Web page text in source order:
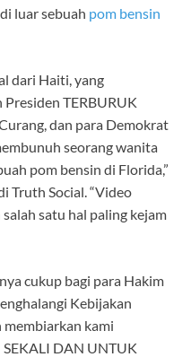
luar sebuah pom bensin
dari Haiti, yang
TERBURUK
dan para Demokrat
seorang wanita
pom bensin di Florida,”
Truth Social. “Video
satu hal paling kejam
cukup bagi para Hakim
Kebijakan
membiarkan kami
DAN UNTUK